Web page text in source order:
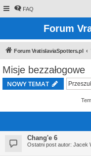
FAQ
Forum
Forum VratislaviaSpotters.pl
Misje bezzałogowe
NOWY TEMAT
Chang'e 6
Ostatni post autor: Jacek